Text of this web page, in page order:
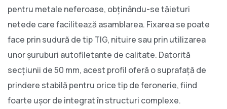
pentru metale neferoase, obținându-se tăieturi
netede care facilitează asamblarea. Fixarea se poate
face prin sudură de tip TIG, nituire sau prin utilizarea
unor șuruburi autofiletante de calitate. Datorită
secțiunii de 50 mm, acest profil oferă o suprafață de
prindere stabilă pentru orice tip de feronerie, fiind
foarte ușor de integrat în structuri complexe.